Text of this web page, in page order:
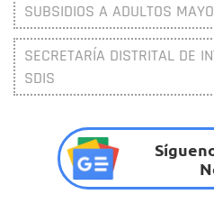
SUBSIDIOS A ADULTOS
SECRETARÍA DISTRITAL DE
SDIS